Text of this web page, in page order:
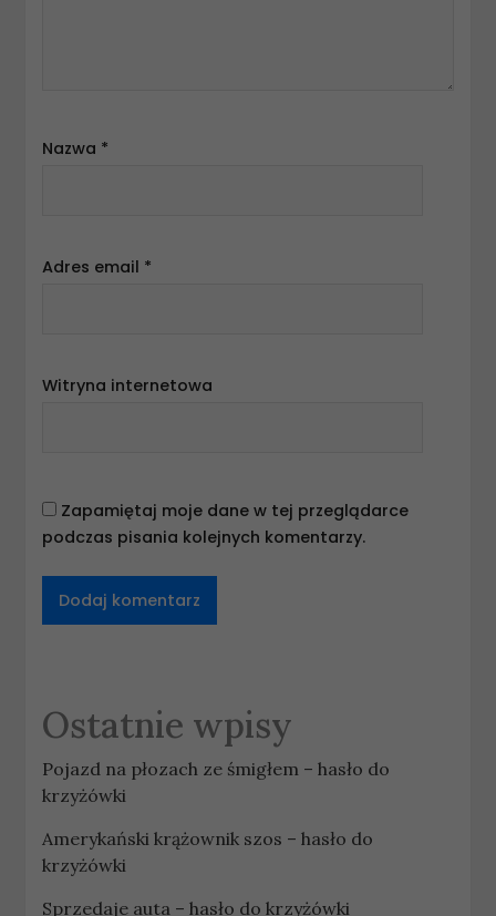
Nazwa *
Adres email *
Witryna internetowa
Zapamiętaj moje dane w tej przeglądarce
podczas pisania kolejnych komentarzy.
Ostatnie wpisy
Pojazd na płozach ze śmigłem – hasło do
krzyżówki
Amerykański krążownik szos – hasło do
krzyżówki
Sprzedaje auta – hasło do krzyżówki